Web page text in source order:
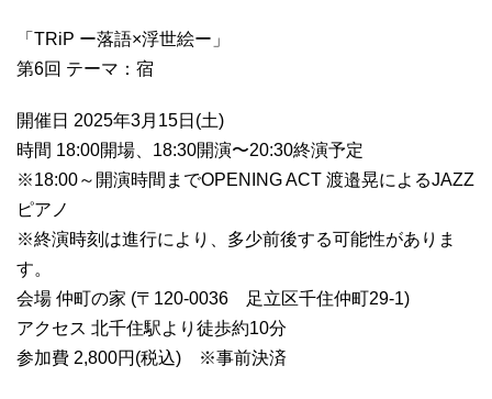
「TRiP ー落語×浮世絵ー」
第6回 テーマ：宿
開催日 2025年3月15日(土)
時間 18:00開場、18:30開演〜20:30終演予定
※18:00～開演時間までOPENING ACT 渡邉晃によるJAZZ
ピアノ
※終演時刻は進行により、多少前後する可能性がありま
す。
会場 仲町の家 (〒120-0036 足立区千住仲町29-1)
アクセス 北千住駅より徒歩約10分
参加費 2,800円(税込) ※事前決済